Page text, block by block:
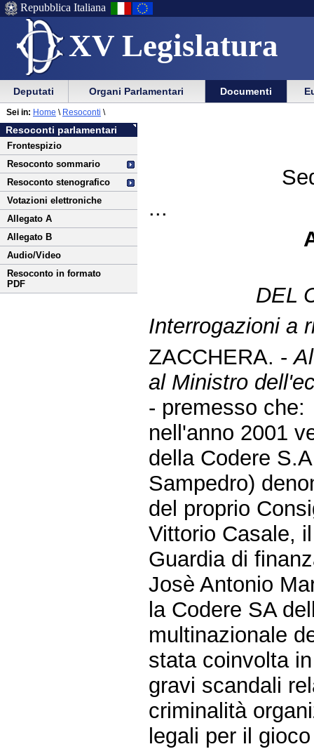
XV Legislatura
Menu
di
ausilio
alla
navigazione
Vai
Menu
di
navigazione
principale
Repubblica Italiana
Menu
di
navigazione
principale
Vai
menu
di
sezione
Deputati Organi Parlamentari Documenti
Vai
al
contenuto
Resoconti parlamentari
Frontespizio
Resoconto sommario
Resoconto stenografico
Votazioni elettroniche
Allegato A
Allegato B
Audio/Video
Resoconto in formato
PDF
Sei in: Home \ Resoconti \
...
DEL
Interrogazioni a
ZACCHERA. -
al Ministro
- premesso che:
nell'anno 2001
della Codere
Sampedro)
del proprio
Vittorio Casale,
Guardia di
Josè Antonio
la Codere SA
multinazionale
stata coinvolta
gravi scandali
criminalità
legali per il